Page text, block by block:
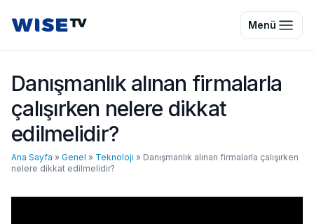
Wise TV Menü
Danışmanlık alınan firmalarla
çalışırken nelere dikkat
edilmelidir?
Ana Sayfa » Genel » Teknoloji » Danışmanlık alınan firmalarla çalışırken
nelere dikkat edilmelidir?